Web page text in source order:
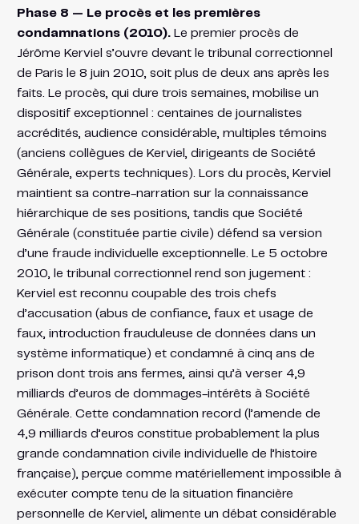
Phase 8 — Le procès et les premières
condamnations (2010).Le premier procès de
Jérôme Kerviel s’ouvre devant le tribunal correctionnel
de Paris le 8 juin 2010, soit plus de deux ans après les
faits. Le procès, qui dure trois semaines, mobilise un
dispositif exceptionnel : centaines de journalistes
accrédités, audience considérable, multiples témoins
(anciens collègues de Kerviel, dirigeants de Société
Générale, experts techniques). Lors du procès, Kerviel
maintient sa contre-narration sur la connaissance
hiérarchique de ses positions, tandis que Société
Générale (constituée partie civile) défend sa version
d’une fraude individuelle exceptionnelle. Le 5 octobre
2010, le tribunal correctionnel rend son jugement :
Kerviel est reconnu coupable des trois chefs
d’accusation (abus de confiance, faux et usage de
faux, introduction frauduleuse de données dans un
système informatique) et condamné à cinq ans de
prison dont trois ans fermes, ainsi qu’à verser 4,9
milliards d’euros de dommages-intérêts à Société
Générale. Cette condamnation record (l’amende de
4,9 milliards d’euros constitue probablement la plus
grande condamnation civile individuelle de l’histoire
française), perçue comme matériellement impossible à
exécuter compte tenu de la situation financière
personnelle de Kerviel, alimente un débat considérable